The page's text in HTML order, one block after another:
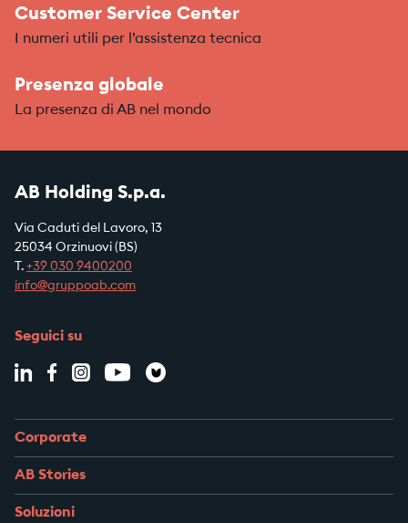
Customer Service Center
I numeri utili per l’assistenza tecnica
Presenza globale
La presenza di AB nel mondo
AB Holding S.p.a.
Via Caduti del Lavoro, 13
25034 Orzinuovi (BS)
T. +39 030 9400200
info@gruppoab.com
Seguici su
Corporate
AB Stories
Soluzioni